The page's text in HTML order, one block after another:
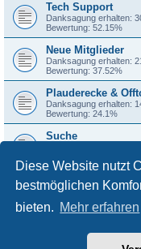
Diese Website nutzt
bestmöglichen
bieten. Mehr erfahren
Tech Support
Danksagung erhalten:
Bewertung: 52.15%
Neue Mitglieder
Danksagung erhalten:
Bewertung: 37.52%
Plauderecke &
Danksagung erhalten:
Bewertung: 24.1%
Suche